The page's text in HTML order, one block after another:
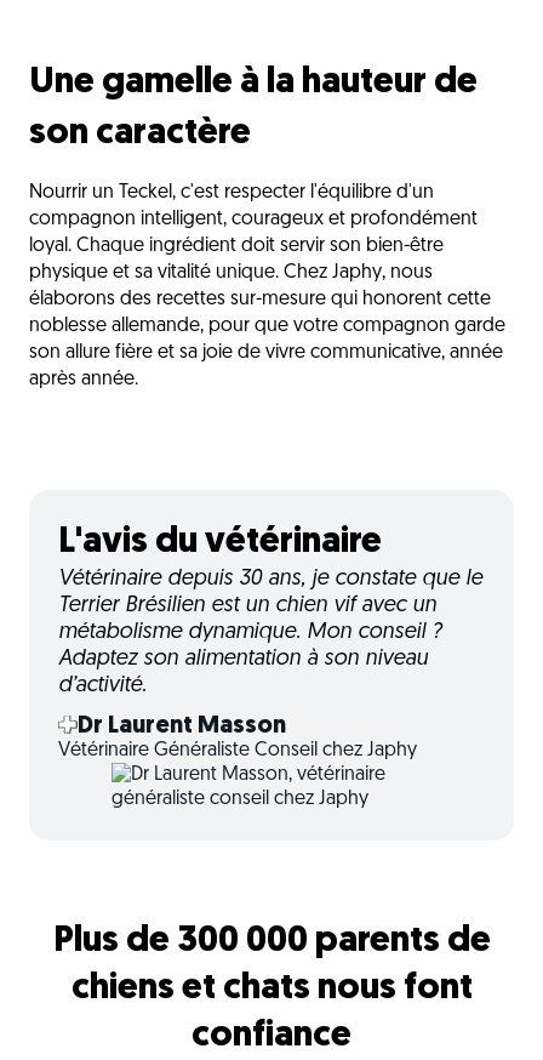
Une gamelle à la hauteur de
son caractère
Nourrir un Teckel, c'est respecter l'équilibre d'un
compagnon intelligent, courageux et profondément
loyal. Chaque ingrédient doit servir son bien-être
physique et sa vitalité unique. Chez Japhy, nous
élaborons des recettes sur-mesure qui honorent cette
noblesse allemande, pour que votre compagnon garde
son allure fière et sa joie de vivre communicative, année
après année.
L'avis du vétérinaire
Vétérinaire depuis 30 ans, je constate que le
Terrier Brésilien est un chien vif avec un
métabolisme dynamique. Mon conseil ?
Adaptez son alimentation à son niveau
d’activité.
Dr Laurent Masson
Vétérinaire Généraliste Conseil chez Japhy
Plus de 300 000 parents de
chiens et chats nous font
confiance